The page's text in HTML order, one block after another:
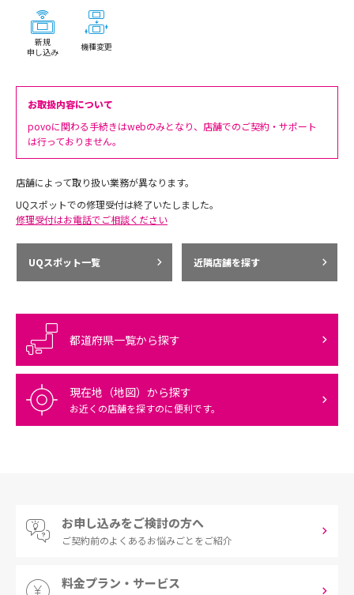
新規
申し込み
機種変更
お取扱内容について
povoに関わる手続きはwebのみとなり、店舗でのご契約・サポート
は行っておりません。
店舗によって取り扱い業務が異なります。
UQスポットでの修理受付は終了いたしました。
修理受付はお電話でご相談ください
UQスポット一覧 近隣店舗を探す
都道府県一覧から探す
現在地（地図）から探す
お近くの店舗を探すのに便利です。
お申し込みをご検討の方へ
ご契約前のよくあるお悩みごとをご紹介
料金プラン・サービス